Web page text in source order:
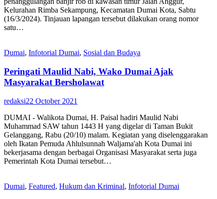
Kelurahan Rimba Sekampung, Kecamatan Dumai Kota, Sabtu
(16/3/2024). Tinjauan lapangan tersebut dilakukan orang nomor
satu…
Dumai, Infotorial Dumai, Sosial dan Budaya
Peringati Maulid Nabi, Wako Dumai Ajak
Masyarakat Bersholawat
redaksi22 October 2021
DUMAI - Walikota Dumai, H. Paisal hadiri Maulid Nabi
Muhammad SAW tahun 1443 H yang digelar di Taman Bukit
Gelanggang, Rabu (20/10) malam. Kegiatan yang diselenggarakan
oleh Ikatan Pemuda Ahlulsunnah Waljama'ah Kota Dumai ini
bekerjasama dengan berbagai Organisasi Masyarakat serta juga
Pemerintah Kota Dumai tersebut…
Dumai, Featured, Hukum dan Kriminal, Infotorial Dumai